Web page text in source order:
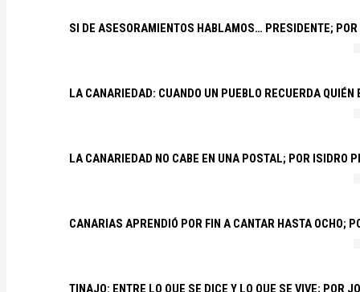
SI DE ASESORAMIENTOS HABLAMOS… PRESIDENTE;
LA CANARIEDAD: CUANDO UN PUEBLO RECUERDA
LA CANARIEDAD NO CABE EN UNA POSTAL; POR ISIDRO
CANARIAS APRENDIÓ POR FIN A CANTAR HASTA OCHO;